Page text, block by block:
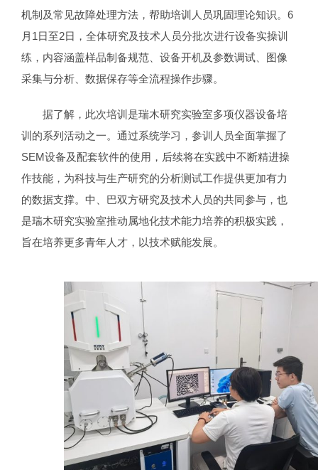
机制及常见故障处理方法，帮助培训人员巩固理论知识。6
月1日至2日，全体研究及技术人员分批次进行设备实操训
练，内容涵盖样品制备规范、设备开机及参数调试、图像
采集与分析、数据保存等全流程操作步骤。
据了解，此次培训是瑞木研究实验室多项仪器设备培
训的系列活动之一。通过系统学习，参训人员全面掌握了
SEM设备及配套软件的使用，后续将在实践中不断精进操
作技能，为科技与生产研究的分析测试工作提供更加有力
的数据支撑。中、巴双方研究及技术人员的共同参与，也
是瑞木研究实验室推动属地化技术能力培养的积极实践，
旨在培养更多青年人才，以技术赋能发展。